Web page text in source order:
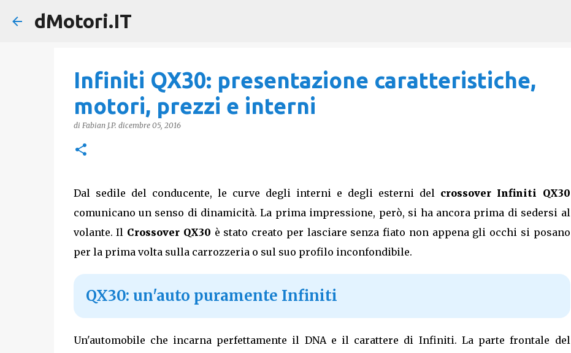
dMotori.IT
Infiniti QX30: presentazione caratteristiche,
motori, prezzi e interni
di Fabian J.P. dicembre 05, 2016
Dal sedile del conducente, le curve degli interni e degli esterni del crossover Infiniti QX30
comunicano un senso di dinamicità. La prima impressione, però, si ha ancora prima di sedersi al
volante. Il Crossover QX30 è stato creato per lasciare senza fiato non appena gli occhi si posano
per la prima volta sulla carrozzeria o sul suo profilo inconfondibile.
QX30: un'auto puramente Infiniti
Un'automobile che incarna perfettamente il DNA e il carattere di Infiniti. La parte frontale del